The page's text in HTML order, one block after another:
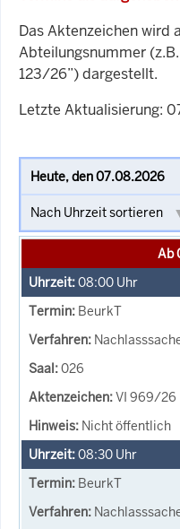
Das Aktenzeichen wird
Abteilungsnummer
123/26”) dargestellt.
Letzte Aktualisierung:
Ab
08:00 Uhr
BeurkT
026
VI 969/26
Nicht öffentlich
08:30 Uhr
BeurkT